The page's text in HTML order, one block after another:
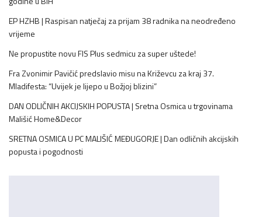
EP HZHB | Raspisan natječaj za prijam 38 radnika na neodređeno
vrijeme
Ne propustite novu FIS Plus sedmicu za super uštede!
Fra Zvonimir Pavičić predslavio misu na Križevcu za kraj 37.
Mladifesta: “Uvijek je lijepo u Božjoj blizini”
DAN ODLIČNIH AKCIJSKIH POPUSTA | Sretna Osmica u trgovinama
Mališić Home&Decor
SRETNA OSMICA U PC MALIŠIĆ MEĐUGORJE | Dan odličnih akcijskih
popusta i pogodnosti